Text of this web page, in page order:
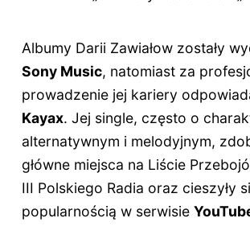
Albumy Darii Zawiałow zostały
Sony Music, natomiast za
prowadzenie jej kariery
Kayax. Jej single, często o
alternatywnym i melodyjnym,
główne miejsca na Liście
III Polskiego Radia oraz cieszyły
popularnością w serwisie